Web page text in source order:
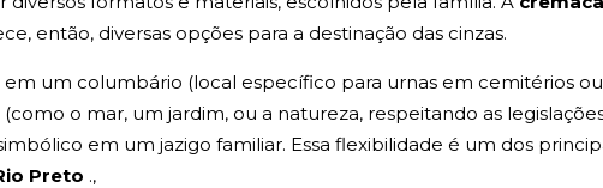
então, diversas opções para a destinação das cinzas.
um columbário (local específico para urnas em cemitérios ou
o mar, um jardim, ou a natureza, respeitando as
em um jazigo familiar. Essa flexibilidade é um dos
Preto .,